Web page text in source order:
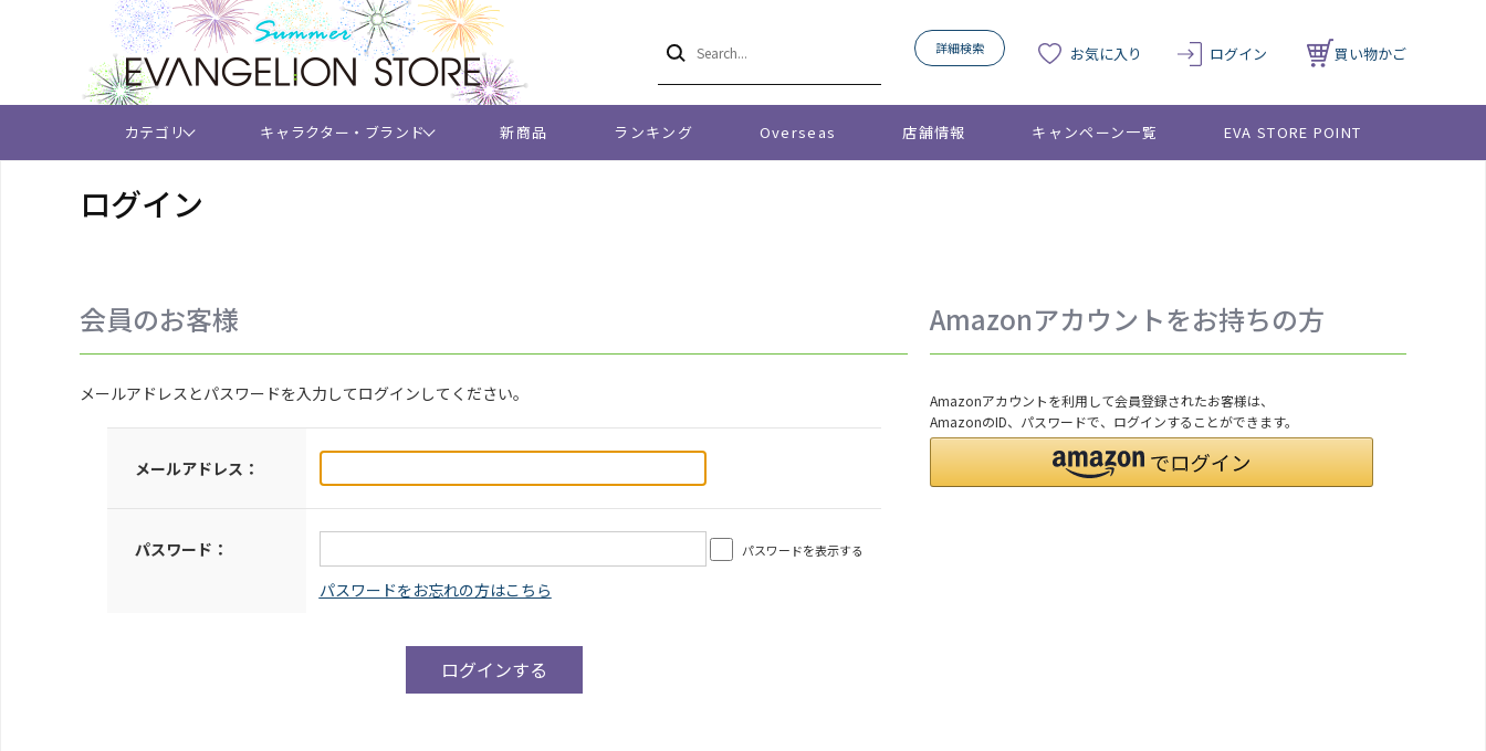
詳細検索 お気に入り ログイン 買い物かご
カテゴリ キャラクター・ブランド 新商品 ランキング Overseas 店舗情報 キャンペーン一覧 EVA STORE POINT
ログイン
会員のお客様
メールアドレスとパスワードを入力してログインしてください。
メールアドレス：
パスワード： パスワードを表示する
Amazonアカウントをお持ちの方
Amazonアカウントを利用して会員登録されたお客様は、
AmazonのID、パスワードで、ログインすることができます。